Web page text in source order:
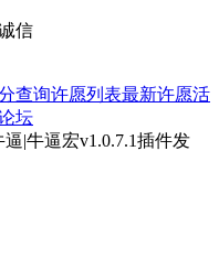
信
查询许愿列表最新许愿活
坛
|牛逼宏v1.0.7.1插件发